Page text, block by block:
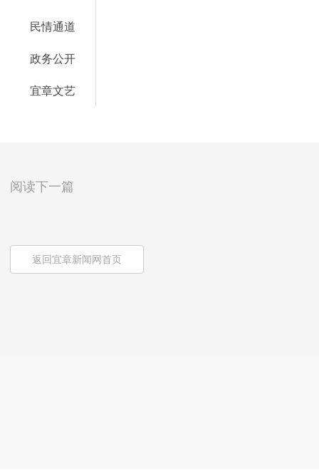
民情通道
政务公开
宜章文艺
阅读下一篇
返回宜章新闻网首页